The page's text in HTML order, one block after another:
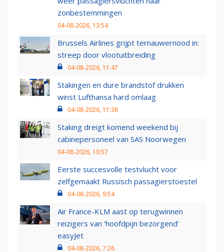
zonbestemmingen
04-08-2026, 13:54
Brussels Airlines grijpt ternauwernood in:
streep door vlootuitbreiding
04-08-2026, 11:47
Stakingen en dure brandstof drukken
winst Lufthansa hard omlaag
04-08-2026, 11:38
Staking dreigt komend weekend bij
cabinepersoneel van SAS Noorwegen
04-08-2026, 10:57
Eerste succesvolle testvlucht voor
zelfgemaakt Russisch passagierstoestel
04-08-2026, 9:54
Air France-KLM aast op terugwinnen
reizigers van ‘hoofdpijn bezorgend’
easyJet
04-08-2026, 7:26